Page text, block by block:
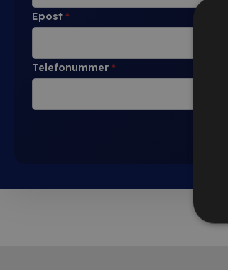
Epost *
Telefonummer *